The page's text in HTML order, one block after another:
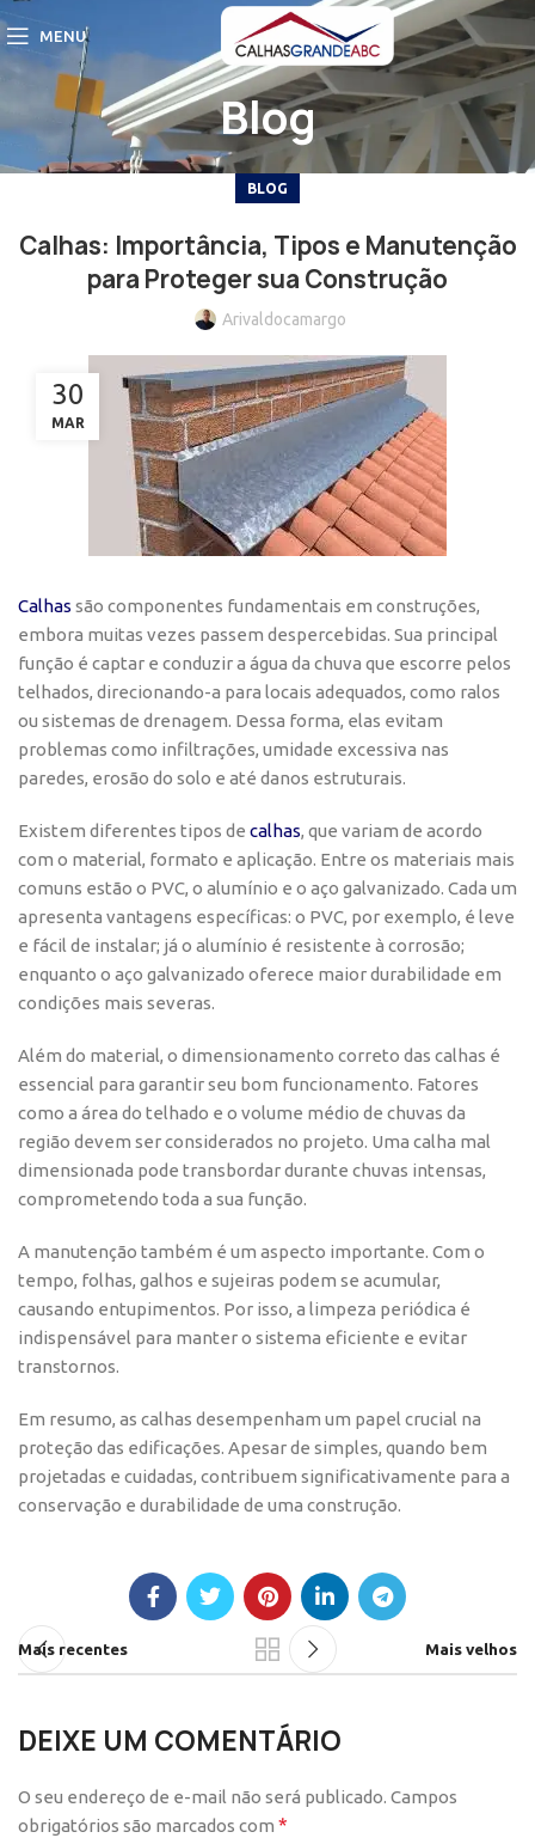
MENU
Blog
BLOG
Calhas: Importância, Tipos e Manutenção
para Proteger sua Construção
Arivaldocamargo
30
MAR
Calhas são componentes fundamentais em construções,
embora muitas vezes passem despercebidas. Sua principal
função é captar e conduzir a água da chuva que escorre pelos
telhados, direcionando-a para locais adequados, como ralos
ou sistemas de drenagem. Dessa forma, elas evitam
problemas como infiltrações, umidade excessiva nas
paredes, erosão do solo e até danos estruturais.
Existem diferentes tipos de calhas, que variam de acordo
com o material, formato e aplicação. Entre os materiais mais
comuns estão o PVC, o alumínio e o aço galvanizado. Cada um
apresenta vantagens específicas: o PVC, por exemplo, é leve
e fácil de instalar; já o alumínio é resistente à corrosão;
enquanto o aço galvanizado oferece maior durabilidade em
condições mais severas.
Além do material, o dimensionamento correto das calhas é
essencial para garantir seu bom funcionamento. Fatores
como a área do telhado e o volume médio de chuvas da
região devem ser considerados no projeto. Uma calha mal
dimensionada pode transbordar durante chuvas intensas,
comprometendo toda a sua função.
A manutenção também é um aspecto importante. Com o
tempo, folhas, galhos e sujeiras podem se acumular,
causando entupimentos. Por isso, a limpeza periódica é
indispensável para manter o sistema eficiente e evitar
transtornos.
Em resumo, as calhas desempenham um papel crucial na
proteção das edificações. Apesar de simples, quando bem
projetadas e cuidadas, contribuem significativamente para a
conservação e durabilidade de uma construção.
Mais recentes Mais velhos
DEIXE UM COMENTÁRIO
O seu endereço de e-mail não será publicado. Campos
obrigatórios são marcados com *